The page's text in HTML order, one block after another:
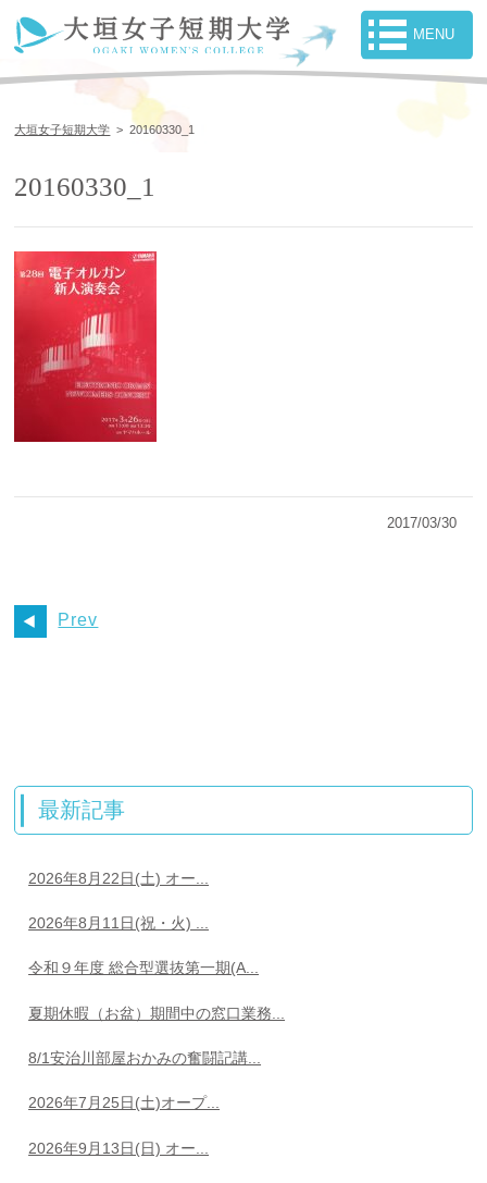
大垣女子短期大学 >20160330_1
20160330_1
2017/03/30
Prev
最新記事
2026年8月22日(土) オー...
2026年8月11日(祝・火) ...
令和９年度 総合型選抜第一期(A...
夏期休暇（お盆）期間中の窓口業務...
8/1安治川部屋おかみの奮闘記講...
2026年7月25日(土)オープ...
2026年9月13日(日) オー...